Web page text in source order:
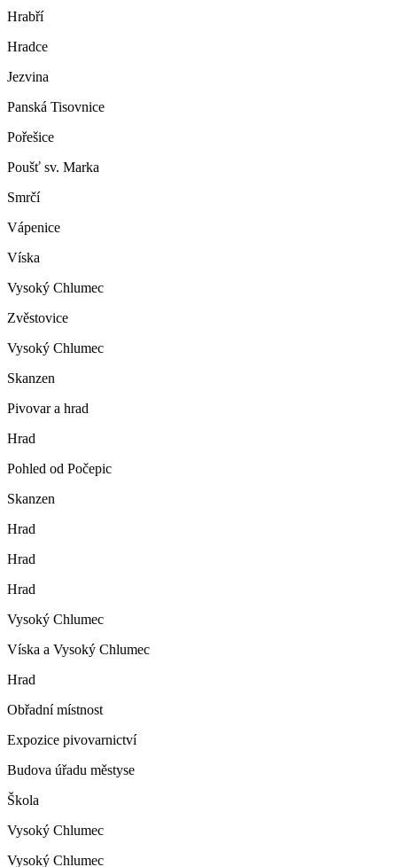
Hrabří
Hradce
Jezvina
Panská Tisovnice
Pořešice
Poušť sv. Marka
Smrčí
Vápenice
Víska
Vysoký Chlumec
Zvěstovice
Vysoký Chlumec
Skanzen
Pivovar a hrad
Hrad
Pohled od Počepic
Skanzen
Hrad
Hrad
Hrad
Vysoký Chlumec
Víska a Vysoký Chlumec
Hrad
Obřadní místnost
Expozice pivovarnictví
Budova úřadu městyse
Škola
Vysoký Chlumec
Vysoký Chlumec